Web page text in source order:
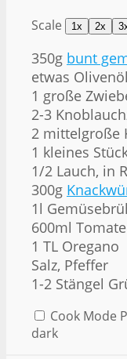
Scale 1x 2x
350g bunt
etwas
1 große
2-3
2 mittelgroße
1 kleines
1/2 Lauch, in
300g
1l
600ml
1 TL Oregano
Salz, Pfeffer
1-2 Stängel
Cook Mode
dark